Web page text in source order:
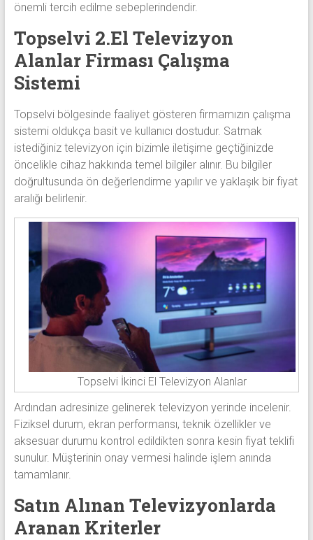
önemli tercih edilme sebeplerindendir.
Topselvi 2.El Televizyon
Alanlar Firması Çalışma
Sistemi
Topselvi bölgesinde faaliyet gösteren firmamızın çalışma
sistemi oldukça basit ve kullanıcı dostudur. Satmak
istediğiniz televizyon için bizimle iletişime geçtiğinizde
öncelikle cihaz hakkında temel bilgiler alınır. Bu bilgiler
doğrultusunda ön değerlendirme yapılır ve yaklaşık bir fiyat
aralığı belirlenir.
Topselvi İkinci El Televizyon Alanlar
Ardından adresinize gelinerek televizyon yerinde incelenir.
Fiziksel durum, ekran performansı, teknik özellikler ve
aksesuar durumu kontrol edildikten sonra kesin fiyat teklifi
sunulur. Müşterinin onay vermesi halinde işlem anında
tamamlanır.
Satın Alınan Televizyonlarda
Aranan Kriterler